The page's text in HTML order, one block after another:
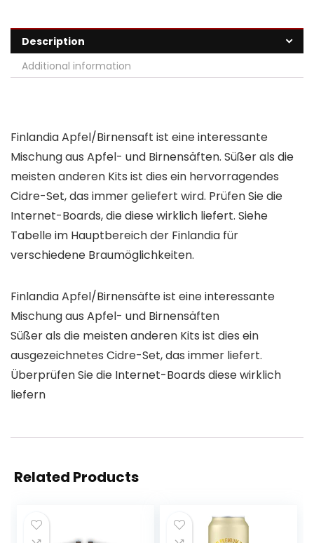
Description
Additional information
Finlandia Apfel/Birnensaft ist eine interessante
Mischung aus Apfel- und Birnensäften. Süßer als die
meisten anderen Kits ist dies ein hervorragendes
Cidre-Set, das immer geliefert wird. Prüfen Sie die
Internet-Boards, die diese wirklich liefert. Siehe
Tabelle im Hauptbereich der Finlandia für
verschiedene Braumöglichkeiten.
Finlandia Apfel/Birnensäfte ist eine interessante
Mischung aus Apfel- und Birnensäften
Süßer als die meisten anderen Kits ist dies ein
ausgezeichnetes Cidre-Set, das immer liefert.
Überprüfen Sie die Internet-Boards diese wirklich
liefern
Related Products